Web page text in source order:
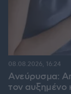
Ανεύρυσμα:
τον αυξημένο
08.08.2026, 16:24